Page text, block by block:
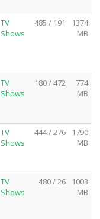
TV
Shows
485 / 191
1374
MB
TV
Shows
180 / 472
774
MB
TV
Shows
444 / 276
1790
MB
TV
Shows
480 / 26
1003
MB